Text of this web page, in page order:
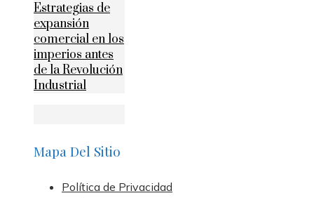
Estrategias de
expansión
comercial en los
imperios antes
de la Revolución
Industrial
Mapa Del Sitio
Política de Privacidad